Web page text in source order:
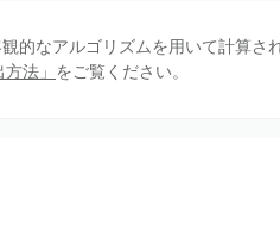
的なアルゴリズムを用いて計算さ
法」 をご覧ください。